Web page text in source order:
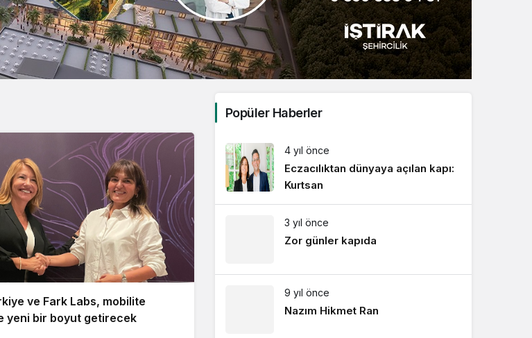
Gece Modu
Gece modunu seçin.
Sistem Modu
Sistem modunu seçin.
ve Fark Labs, mobilite
yeni bir boyut getirecek
Popüler Haberler
4 yıl önce
Eczacılıktan dünyaya açılan kapı:
Kurtsan
3 yıl önce
Zor günler kapıda
9 yıl önce
Nazım Hikmet Ran